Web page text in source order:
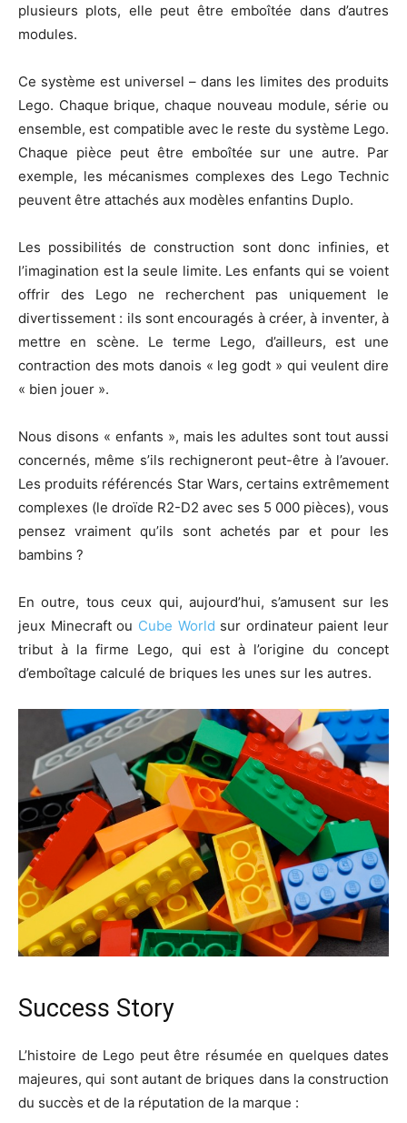
plusieurs plots, elle peut être emboîtée dans d’autres
modules.
Ce système est universel – dans les limites des produits
Lego. Chaque brique, chaque nouveau module, série ou
ensemble, est compatible avec le reste du système Lego.
Chaque pièce peut être emboîtée sur une autre. Par
exemple, les mécanismes complexes des Lego Technic
peuvent être attachés aux modèles enfantins Duplo.
Les possibilités de construction sont donc infinies, et
l’imagination est la seule limite. Les enfants qui se voient
offrir des Lego ne recherchent pas uniquement le
divertissement : ils sont encouragés à créer, à inventer, à
mettre en scène. Le terme Lego, d’ailleurs, est une
contraction des mots danois « leg godt » qui veulent dire
« bien jouer ».
Nous disons « enfants », mais les adultes sont tout aussi
concernés, même s’ils rechigneront peut-être à l’avouer.
Les produits référencés Star Wars, certains extrêmement
complexes (le droïde R2-D2 avec ses 5 000 pièces), vous
pensez vraiment qu’ils sont achetés par et pour les
bambins ?
En outre, tous ceux qui, aujourd’hui, s’amusent sur les
jeux Minecraft ou Cube World sur ordinateur paient leur
tribut à la firme Lego, qui est à l’origine du concept
d’emboîtage calculé de briques les unes sur les autres.
Success Story
L’histoire de Lego peut être résumée en quelques dates
majeures, qui sont autant de briques dans la construction
du succès et de la réputation de la marque :